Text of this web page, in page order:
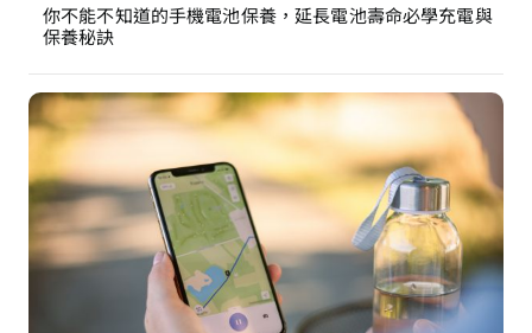
你不能不知道的手機電池保養，延長電池壽命必學充電與
保養秘訣